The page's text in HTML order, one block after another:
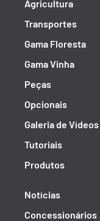
Agricultura
Transportes
Gama Floresta
Gama Vinha
Peças
Opcionais
Galeria de Vídeos
Tutoriais
Produtos
Notícias
Concessionários